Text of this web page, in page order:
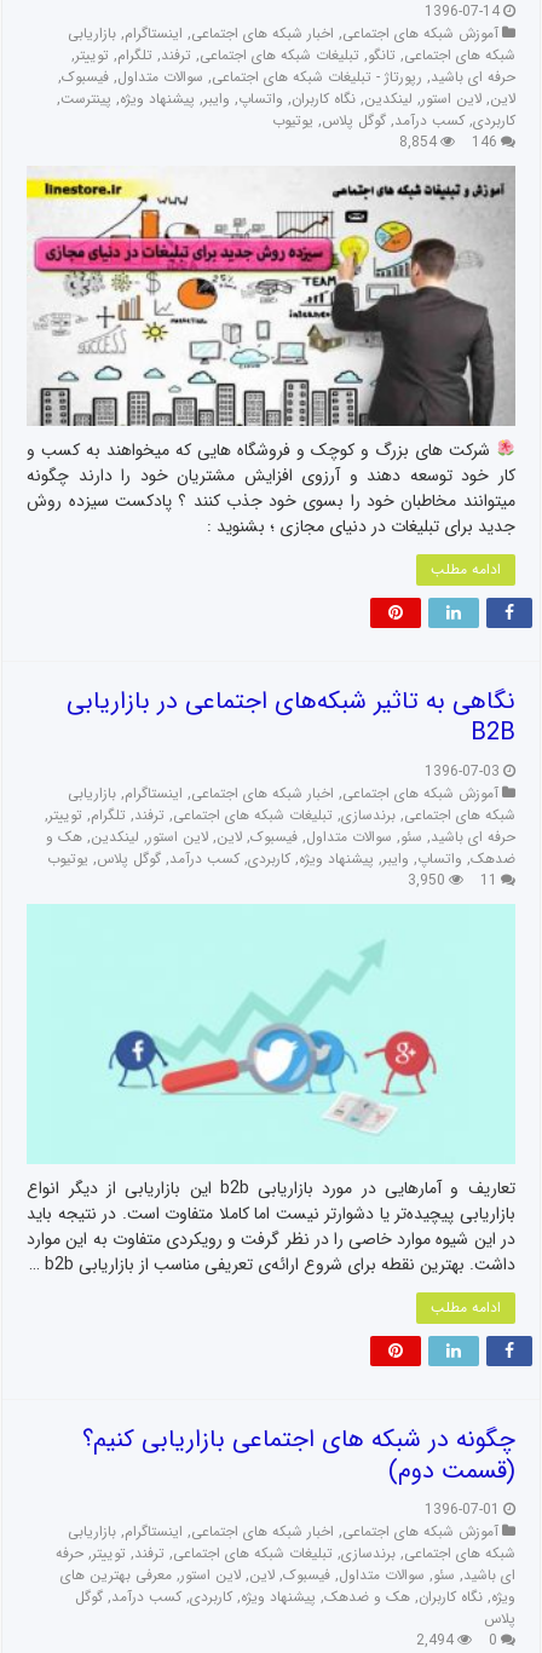
1396-07-14
آموزش شبکه های اجتماعی, اخبار شبکه های اجتماعی, اینستاگرام, بازاریابی
شبکه های اجتماعی, تانگو, تبلیغات شبکه های اجتماعی, ترفند, تلگرام, توییتر,
حرفه ای باشید, رپورتاژ - تبلیغات شبکه های اجتماعی, سوالات متداول, فیسبوک,
لاین, لاین استور, لینکدین, نگاه کاربران, واتساپ, وایبر, پیشنهاد ویژه, پینترست,
کاربردی, کسب درآمد, گوگل پلاس, یوتیوب
146
8,854
شرکت های بزرگ و کوچک و فروشگاه هایی که میخواهند به کسب و
کار خود توسعه دهند و آرزوی افزایش مشتریان خود را دارند چگونه
میتوانند مخاطبان خود را بسوی خود جذب کنند ؟ پادکست سیزده روش
جدید برای تبلیغات در دنیای مجازی ؛ بشنوید :
ادامه مطلب
نگاهی به تاثیر شبکه‌های اجتماعی در بازاریابی
B2B
1396-07-03
آموزش شبکه های اجتماعی, اخبار شبکه های اجتماعی, اینستاگرام, بازاریابی
شبکه های اجتماعی, برندسازی, تبلیغات شبکه های اجتماعی, ترفند, تلگرام, توییتر,
حرفه ای باشید, سئو, سوالات متداول, فیسبوک, لاین, لاین استور, لینکدین, هک و
ضدهک, واتساپ, وایبر, پیشنهاد ویژه, کاربردی, کسب درآمد, گوگل پلاس, یوتیوب
11
3,950
تعاریف و آمارهایی در مورد بازاریابی b2b این بازاریابی از دیگر انواع
بازاریابی پیچیده‌تر یا دشوارتر نیست اما کاملا متفاوت است. در نتیجه‌ باید
در این شیوه موارد خاصی را در نظر گرفت و رویکردی متفاوت به این موارد
داشت. بهترین نقطه برای شروع ارائه‌ی تعریفی مناسب از بازاریابی b2b …
ادامه مطلب
چگونه در شبکه های اجتماعی بازاریابی کنیم؟
(قسمت دوم)
1396-07-01
آموزش شبکه های اجتماعی, اخبار شبکه های اجتماعی, اینستاگرام, بازاریابی
شبکه های اجتماعی, برندسازی, تبلیغات شبکه های اجتماعی, ترفند, توییتر, حرفه
ای باشید, سئو, سوالات متداول, فیسبوک, لاین, لاین استور, معرفی بهترین های
ویژه, نگاه کاربران, هک و ضدهک, پیشنهاد ویژه, کاربردی, کسب درآمد, گوگل
پلاس
0
2,494